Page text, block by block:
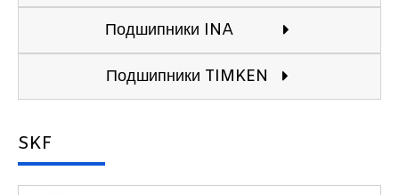
Подшипники INA
Подшипники TIMKEN
SKF